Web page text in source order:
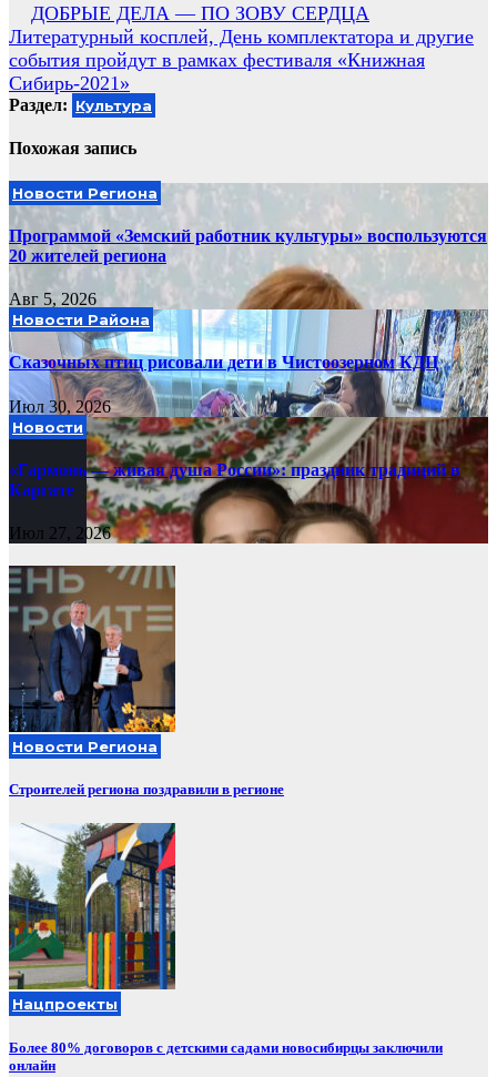
Навигация
по
записям
ДОБРЫЕ ДЕЛА — ПО ЗОВУ СЕРДЦА
Литературный косплей, День комплектатора и другие
события пройдут в рамках фестиваля «Книжная
Сибирь-2021»
Раздел: Культура
Похожая запись
Новости Региона
Программой «Земский работник культуры» воспользуются
20 жителей региона
Авг 5, 2026
Новости Района
Сказочных птиц рисовали дети в Чистоозерном КДЦ
Июл 30, 2026
Новости
«Гармонь — живая душа России»: праздник традиций в
Каргате
Июл 27, 2026
Новости Региона
Строителей региона поздравили в регионе
Нацпроекты
Более 80% договоров с детскими садами новосибирцы заключили
онлайн